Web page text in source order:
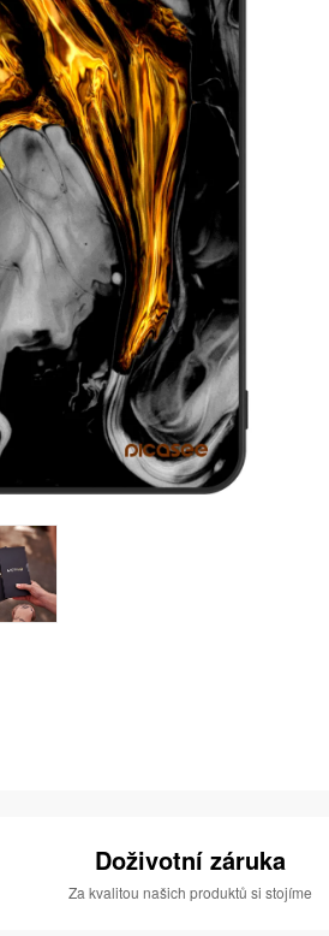
Doživotní záruka
Za kvalitou našich produktů si stojíme